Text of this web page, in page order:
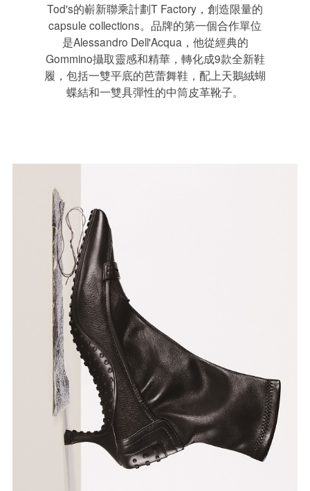
Tod's的嶄新聯乘計劃T Factory，創造限量的
capsule collections。品牌的第一個合作單位
是Alessandro Dell'Acqua，他從經典的
Gommino攝取靈感和精華，轉化成9款全新鞋
履，包括一雙平底的芭蕾舞鞋，配上天鵝絨蝴
蝶結和一雙具彈性的中筒皮革靴子。